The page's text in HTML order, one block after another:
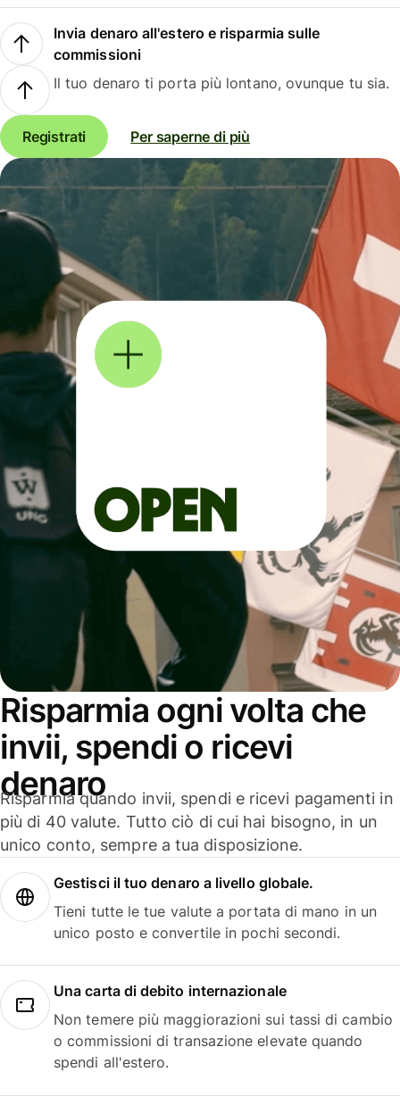
Invia denaro all'estero e risparmia sulle
commissioni
Il tuo denaro ti porta più lontano, ovunque tu sia.
Registrati Per saperne di più
Risparmia ogni volta che
invii, spendi o ricevi
denaro
Risparmia quando invii, spendi e ricevi pagamenti in
più di 40 valute. Tutto ciò di cui hai bisogno, in un
unico conto, sempre a tua disposizione.
Gestisci il tuo denaro a livello globale.
Tieni tutte le tue valute a portata di mano in un
unico posto e convertile in pochi secondi.
Una carta di debito internazionale
Non temere più maggiorazioni sui tassi di cambio
o commissioni di transazione elevate quando
spendi all'estero.